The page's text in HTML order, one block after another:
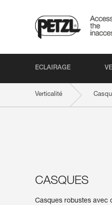
ECLAIRAGE
Verticalité
CASQUES
Casques robustes avec